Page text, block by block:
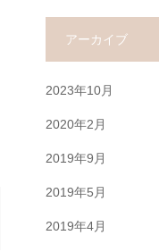
アーカイブ
2023年10月
2020年2月
2019年9月
2019年5月
2019年4月